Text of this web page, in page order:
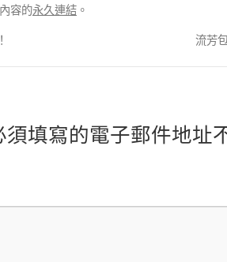
容的永久連結 。
流芳
須填寫的電子郵件地址